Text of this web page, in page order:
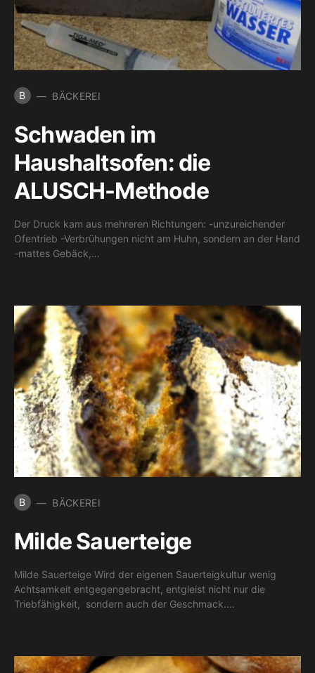
B BÄCKEREI
Schwaden im
Haushaltsofen: die
ALUSCH-Methode
Der Druck kam aus mehreren Richtungen: -unzureichender
Ofentrieb -Verbrühungen nicht am Huhn, sondern an der Hand
-mattes Gebäck,…
B BÄCKEREI
Milde Sauerteige
Milde Sauerteige Wird der eigenen Sauerteigkultur wenig
Achtsamkeit entgegengebracht, entgleist nicht nur die
Triebfähigkeit, sondern auch der Geschmack.…